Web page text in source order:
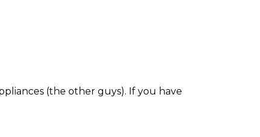
(the other guys). If you have